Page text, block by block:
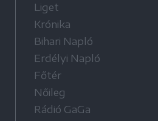
Liget
Krónika
Bihari Napló
Erdélyi Napló
Főtér
Nőileg
Rádió GaGa